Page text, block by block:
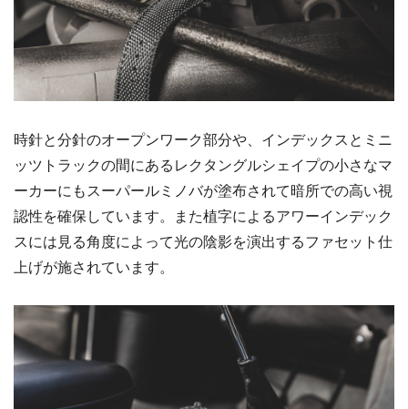
時針と分針のオープンワーク部分や、インデックスとミニ
ッツトラックの間にあるレクタングルシェイプの小さなマ
ーカーにもスーパールミノバが塗布されて暗所での高い視
認性を確保しています。また植字によるアワーインデック
スには見る角度によって光の陰影を演出するファセット仕
上げが施されています。